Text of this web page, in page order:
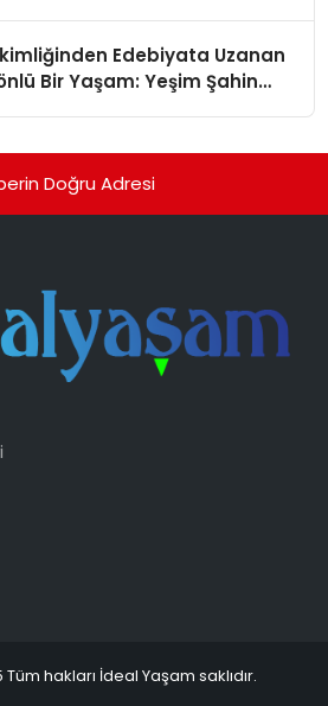
Edebiyata Uzanan
Bir Yaşam: Yeşim Şahin
Doğru Adresi
hakları İdeal Yaşam saklıdır.